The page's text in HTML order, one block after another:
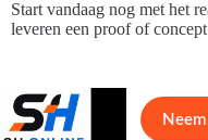
Ga
naar
Start vandaag nog met het
leveren een proof of